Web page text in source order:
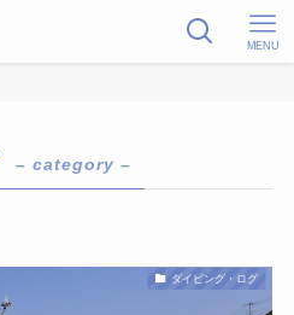
MENU
– category –
ダイビング・ログ